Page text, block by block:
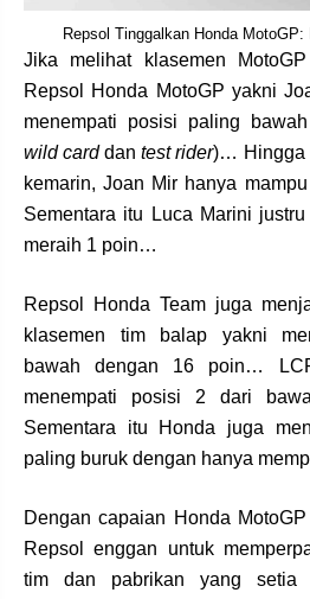
Repsol Tinggalkan Honda
Jika melihat klasemen
Repsol Honda MotoGP yakni
menempati posisi paling
wild carddantest rider)… Hingga
kemarin, Joan Mir hanya
Sementara itu Luca Marini
meraih 1 poin…
Repsol Honda Team juga
klasemen tim balap yakni
bawah dengan 16 poin…
menempati posisi 2 dari
Sementara itu Honda juga
paling buruk dengan hanya
Dengan capaian Honda
Repsol enggan untuk
tim dan pabrikan yang setia